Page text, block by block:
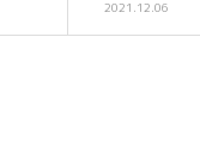
2021.12.06